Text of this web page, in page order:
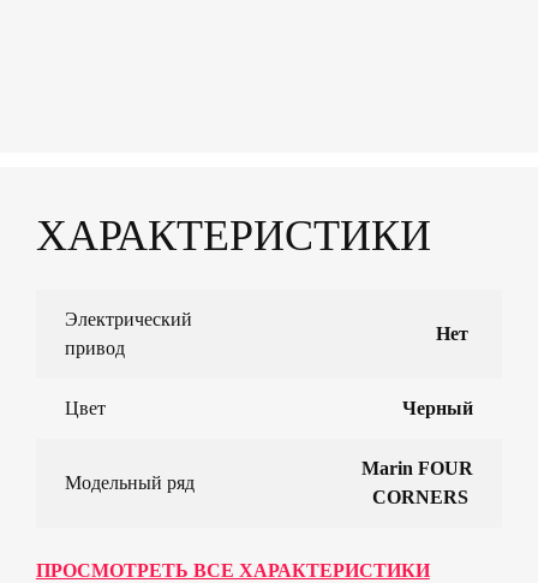
ХАРАКТЕРИСТИКИ
Электрический
привод
Нет
Цвет Черный
Модельный ряд
Marin FOUR
CORNERS
ПРОСМОТРЕТЬ ВСЕ ХАРАКТЕРИСТИКИ